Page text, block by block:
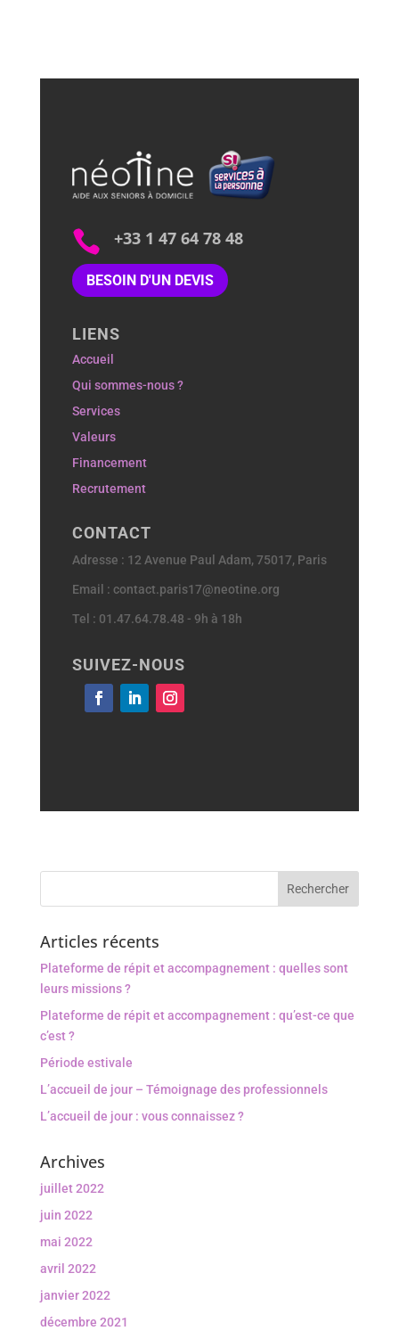
 +33 1 47 64 78 48
BESOIN D'UN DEVIS
LIENS
Accueil
Qui sommes-nous ?
Services
Valeurs
Financement
Recrutement
CONTACT
Adresse : 12 Avenue Paul Adam, 75017, Paris
Email : contact.paris17@neotine.org
Tel : 01.47.64.78.48 - 9h à 18h
SUIVEZ-NOUS
Articles récents
Plateforme de répit et accompagnement : quelles sont
leurs missions ?
Plateforme de répit et accompagnement : qu’est-ce que
c’est ?
Période estivale
L’accueil de jour – Témoignage des professionnels
L’accueil de jour : vous connaissez ?
Archives
juillet 2022
juin 2022
mai 2022
avril 2022
janvier 2022
décembre 2021